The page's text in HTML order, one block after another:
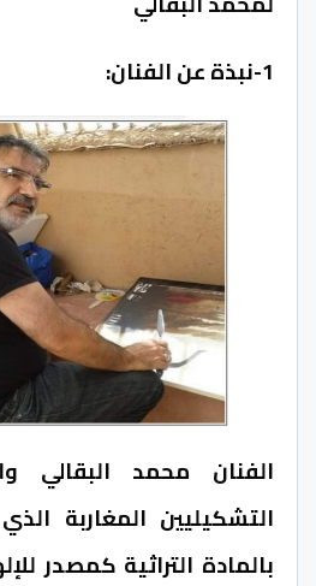
1-نبذة عن الفنان:
الفنان محمد البقالي
التشكيليين المغاربة
بالمادة التراثية كمصدر